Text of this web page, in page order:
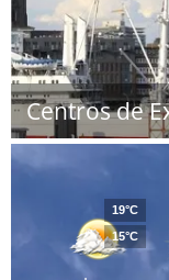
Centros de
19°C
15°C